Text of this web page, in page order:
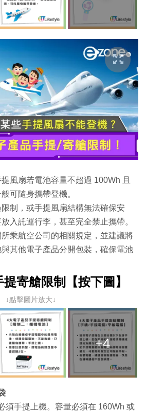
風扇若電池容量不超過 100Wh 且
可隨身攜帶登機。
制，或手提風扇結構無法確保安
入託運行李，甚至完全禁止攜帶。
乘航空公司的相關規定，並建議將
其他電子產品分開包裝，確保電池
寄艙限制【按下圖】
↓點擊圖片放大↓
+4
須手提上機。容量必須在 160Wh 或